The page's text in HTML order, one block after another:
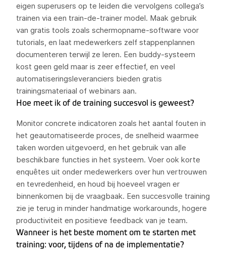
eigen superusers op te leiden die vervolgens collega’s
trainen via een train-de-trainer model. Maak gebruik
van gratis tools zoals schermopname-software voor
tutorials, en laat medewerkers zelf stappenplannen
documenteren terwijl ze leren. Een buddy-systeem
kost geen geld maar is zeer effectief, en veel
automatiseringsleveranciers bieden gratis
trainingsmateriaal of webinars aan.
Hoe meet ik of de training succesvol is geweest?
Monitor concrete indicatoren zoals het aantal fouten in
het geautomatiseerde proces, de snelheid waarmee
taken worden uitgevoerd, en het gebruik van alle
beschikbare functies in het systeem. Voer ook korte
enquêtes uit onder medewerkers over hun vertrouwen
en tevredenheid, en houd bij hoeveel vragen er
binnenkomen bij de vraagbaak. Een succesvolle training
zie je terug in minder handmatige workarounds, hogere
productiviteit en positieve feedback van je team.
Wanneer is het beste moment om te starten met
training: voor, tijdens of na de implementatie?